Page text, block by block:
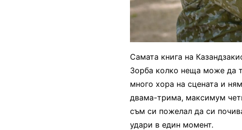
Самата книга на
Зорба колко неща може да
много хора на сцената и
двама-трима, максимум
съм си пожелал да си
удари в един момент.